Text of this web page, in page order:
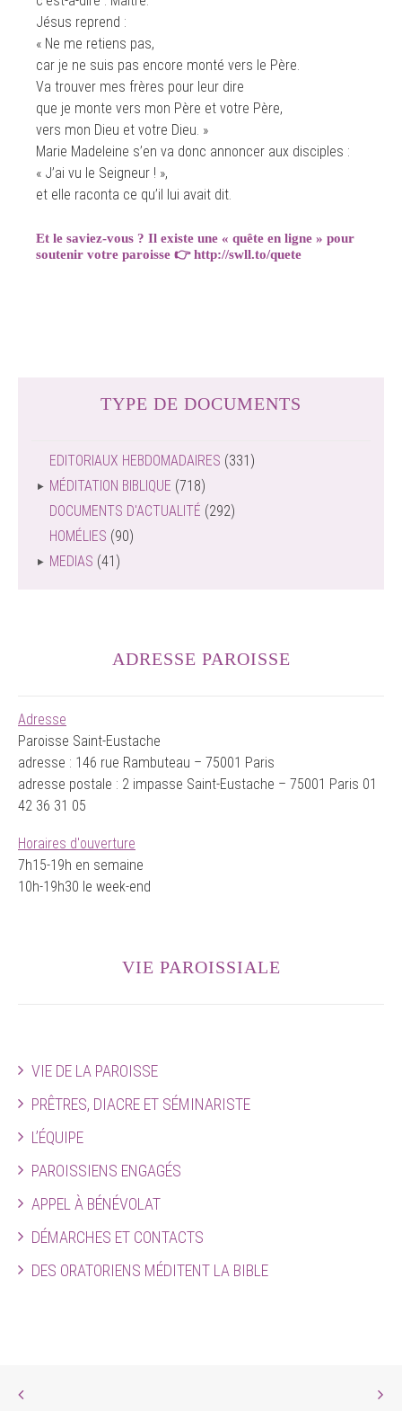
Jésus reprend :
« Ne me retiens pas,
car je ne suis pas encore monté vers le Père.
Va trouver mes frères pour leur dire
que je monte vers mon Père et votre Père,
vers mon Dieu et votre Dieu. »
Marie Madeleine s’en va donc annoncer aux disciples :
« J’ai vu le Seigneur ! »,
et elle raconta ce qu’il lui avait dit.
Et le saviez-vous ? Il existe une « quête en ligne » pour
soutenir votre paroisse 👉http://swll.to/quete
TYPE DE DOCUMENTS
EDITORIAUX HEBDOMADAIRES (331)
MÉDITATION BIBLIQUE (718)
DOCUMENTS D'ACTUALITÉ (292)
HOMÉLIES (90)
MEDIAS (41)
ADRESSE PAROISSE
Adresse
Paroisse Saint-Eustache
adresse : 146 rue Rambuteau – 75001 Paris
adresse postale : 2 impasse Saint-Eustache – 75001 Paris 01
42 36 31 05
Horaires d'ouverture
7h15-19h en semaine
10h-19h30 le week-end
VIE PAROISSIALE
VIE DE LA PAROISSE
PRÊTRES, DIACRE ET SÉMINARISTE
L’ÉQUIPE
PAROISSIENS ENGAGÉS
APPEL À BÉNÉVOLAT
DÉMARCHES ET CONTACTS
DES ORATORIENS MÉDITENT LA BIBLE